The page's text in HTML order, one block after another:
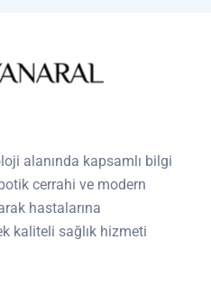
alanında kapsamlı bilgi
cerrahi ve modern
hastalarına
kaliteli sağlık hizmeti